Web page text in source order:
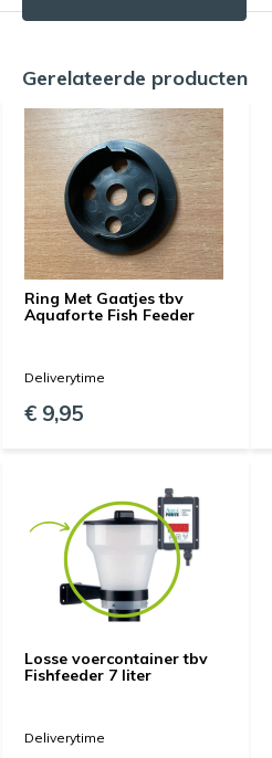
Gerelateerde producten
Ring Met Gaatjes tbv
Aquaforte Fish Feeder
Deliverytime
€ 9,95
Losse voercontainer tbv
Fishfeeder 7 liter
Deliverytime